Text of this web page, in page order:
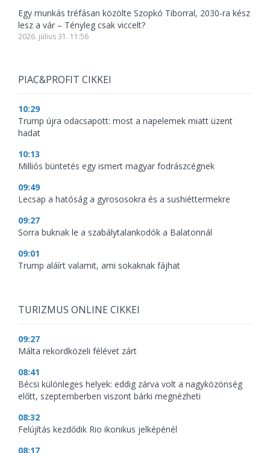
Egy munkás tréfásan közölte Szopkó Tiborral, 2030-ra kész
lesz a vár – Tényleg csak viccelt?
2026. július 31. 11:56
PIAC&PROFIT CIKKEI
10:29
Trump újra odacsapott: most a napelemek miatt üzent
hadat
10:13
Milliós büntetés egy ismert magyar fodrászcégnek
09:49
Lecsap a hatóság a gyrososokra és a sushiéttermekre
09:27
Sorra buknak le a szabálytalankodók a Balatonnál
09:01
Trump aláírt valamit, ami sokaknak fájhat
TURIZMUS ONLINE CIKKEI
09:27
Málta rekordközeli félévet zárt
08:41
Bécsi különleges helyek: eddig zárva volt a nagyközönség
előtt, szeptemberben viszont bárki megnézheti
08:32
Felújítás kezdődik Rio ikonikus jelképénél
08:17